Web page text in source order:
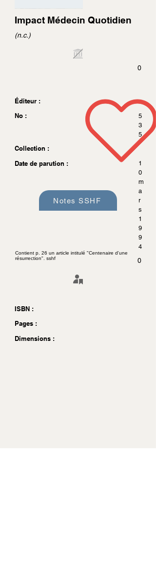
Impact Médecin Quotidien
(n.c.)
0
Éditeur :
No :
5
3
5
Collection :
Date de parution :
1
0
m
a
r
s
1
9
9
4
0
ISBN :
Pages :
Dimensions :
Notes SSHF
Contient p. 26 un article intitulé "Centenaire d'une
résurrection". sshf